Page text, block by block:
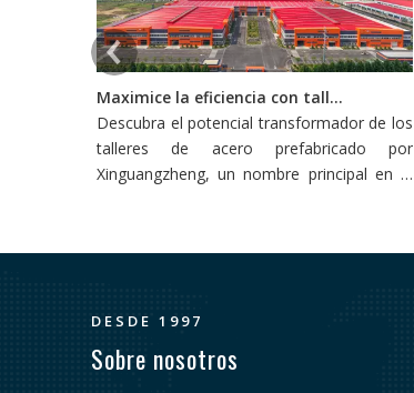
Maximice la eficiencia con talleres de acero prefabricado
Descubra el potencial transformador de los
talleres de acero prefabricado por
Xinguangzheng, un nombre principal en la
redefinen la eficiencia y la productividad en
DESDE 1997
Sobre nosotros